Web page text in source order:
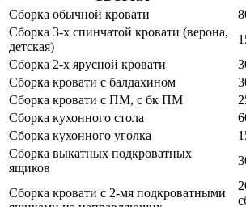
Сборка обычной кровати
Сборка 3-х спинчатой кровати (верона,
детская)
Сборка 2-х ярусной кровати
Сборка кровати с балдахином
Сборка кровати с ПМ, с бк ПМ
Сборка кухонного стола
Сборка кухонного уголка
Сборка выкатных подкроватных
ящиков
Сборка кровати с 2-мя подкроватными